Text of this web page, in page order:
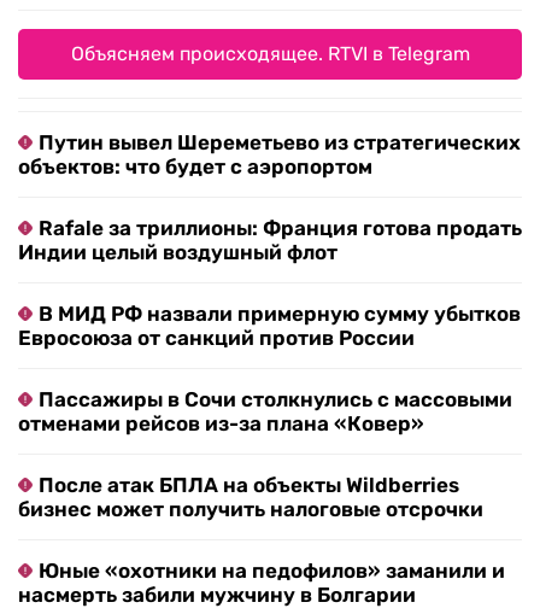
Объясняем происходящее. RTVI в Telegram
Путин вывел Шереметьево из стратегических
объектов: что будет с аэропортом
Rafale за триллионы: Франция готова продать
Индии целый воздушный флот
В МИД РФ назвали примерную сумму убытков
Евросоюза от санкций против России
Пассажиры в Сочи столкнулись с массовыми
отменами рейсов из-за плана «Ковер»
После атак БПЛА на объекты Wildberries
бизнес может получить налоговые отсрочки
Юные «охотники на педофилов» заманили и
насмерть забили мужчину в Болгарии